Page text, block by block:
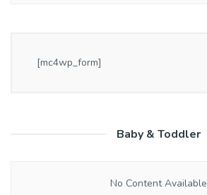
[mc4wp_form]
Baby & Toddler
No Content Available